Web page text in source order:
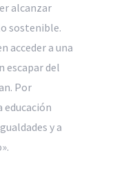
alcanzar
sostenible.
acceder a una
escapar del
Por
educación
y a